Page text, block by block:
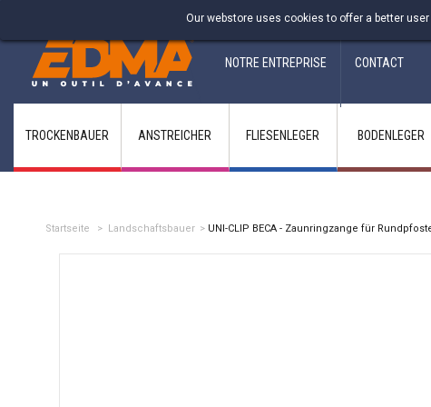
Fabricant francais depuis 1937
NOTRE ENTREPRISE CONTACT
Our webstore uses cookies to offer a better
TROCKENBAUER ANSTREICHER FLIESENLEGER BODENLEGER
Startseite > Landschaftsbauer > UNI-CLIP BECA - Zaunringzange für